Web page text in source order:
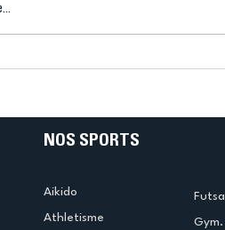
de
termine
NOS SPORTS
Aikido
Athletisme